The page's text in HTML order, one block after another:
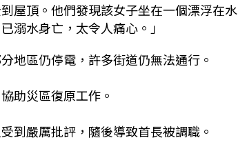
屋頂。他們發現該女子坐在一個漂浮在水
溺水身亡，太令人痛心。」
地區仍停電，許多街道仍無法通行。
助災區復原工作。
到嚴厲批評，隨後導致首長被調職。